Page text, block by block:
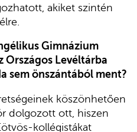
akiket szintén
Gimnázium
Országos Levéltárba
sem önszántából ment?
köszönhetően
dolgozott ott, hiszen
kollégistákat